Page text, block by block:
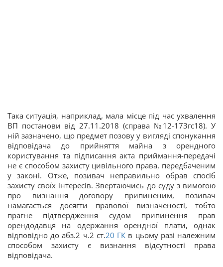
Така ситуація, наприклад, мала місце під час ухвалення
ВП постанови від 27.11.2018 (справа №12-173гс18). У
ній зазначено, що предмет позову у вигляді спонукання
відповідача до прийняття майна з орендного
користування та підписання акта приймання-передачі
не є способом захисту цивільного права, передбаченим
у законі. Отже, позивач неправильно обрав спосіб
захисту своїх інтересів. Звертаючись до суду з вимогою
про визнання договору припиненим, позивач
намагається досягти правової визначеності, тобто
прагне підтвердження судом припинення прав
орендодавця на одержання орендної плати, однак
відповідно до абз.2 ч.2 ст.20 ГК в цьому разі належним
способом захисту є визнання відсутності права
відповідача.